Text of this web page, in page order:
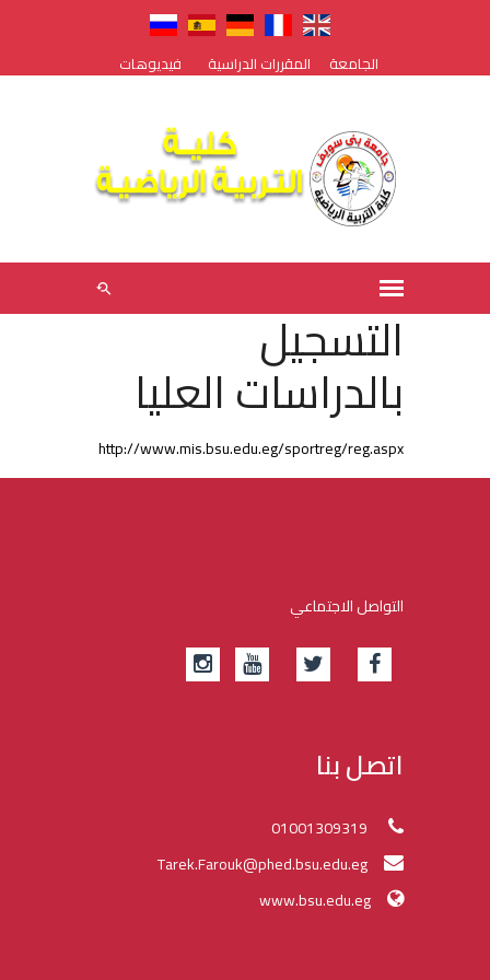
الجامعة المقررات الدراسية فيديوهات
التسجيل
بالدراسات العليا
http://www.mis.bsu.edu.eg/sportreg/reg.aspx
التواصل الاجتماعي
اتصل بنا
www.bsu.edu.eg